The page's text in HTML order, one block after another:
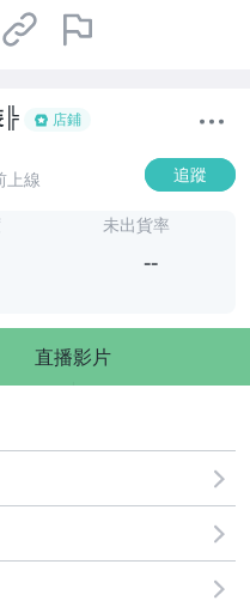
╠
店鋪
上線 追蹤
未出貨率
--
直播影片